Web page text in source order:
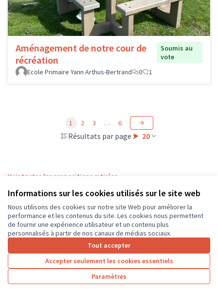
Informations sur les cookies utilisés sur le site web
Nous utilisons des cookies sur notre site Web pour améliorer la
performance et les contenus du site. Les cookies nous permettent
de fournir une expérience utilisateur et un contenu plus
personnalisés à partir de nos canaux de médias sociaux.
Tout accepter
Accepter seulement les cookies essentiels
Paramètres
Aménagement de notre cour de
récréation
Soumis au
vote
Ecole Primaire Yann Arthus-Bertrand
0 1
Résultats par page : 20
1 2 3 … 6
Voir toutes les propositions retirées
Conditions d'utilisation
Paramètres des cookies
CD37 sur X
(Lien externe)
CD37 sur Facebook
CD37 sur Instagram
CD37 sur YouTube
(Lien externe)
Site réalisé grâce aulogiciel libre Decidim .
Licence
(Lien